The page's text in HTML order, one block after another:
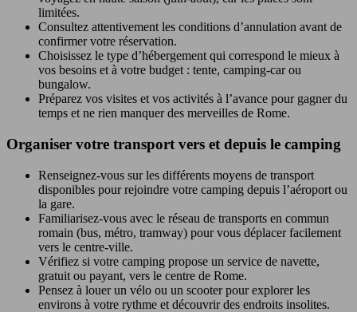
limitées.
Consultez attentivement les conditions d’annulation avant de
confirmer votre réservation.
Choisissez le type d’hébergement qui correspond le mieux à
vos besoins et à votre budget : tente, camping-car ou
bungalow.
Préparez vos visites et vos activités à l’avance pour gagner du
temps et ne rien manquer des merveilles de Rome.
Organiser votre transport vers et depuis le camping
Renseignez-vous sur les différents moyens de transport
disponibles pour rejoindre votre camping depuis l’aéroport ou
la gare.
Familiarisez-vous avec le réseau de transports en commun
romain (bus, métro, tramway) pour vous déplacer facilement
vers le centre-ville.
Vérifiez si votre camping propose un service de navette,
gratuit ou payant, vers le centre de Rome.
Pensez à louer un vélo ou un scooter pour explorer les
environs à votre rythme et découvrir des endroits insolites.